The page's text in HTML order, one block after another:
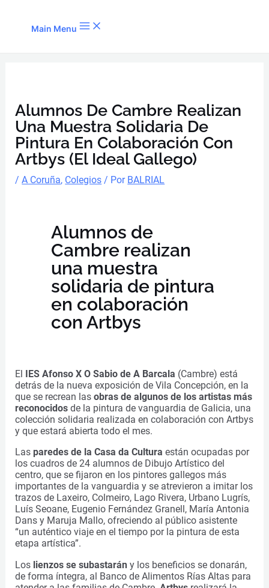
Main Menu
Alumnos De Cambre Realizan
Una Muestra Solidaria De
Pintura En Colaboración Con
Artbys (El Ideal Gallego)
/A Coruña, Colegios / Por BALRIAL
Alumnos de
Cambre realizan
una muestra
solidaria de pintura
en colaboración
con Artbys
El IES Afonso X O Sabio de A Barcala (Cambre) está
detrás de la nueva exposición de Vila Concepción, en la
que se recrean las obras de algunos de los artistas más
reconocidosde la pintura de vanguardia de Galicia, una
colección solidaria realizada en colaboración con Artbys
y que estará abierta todo el mes.
Las paredes de la Casa da Cultura están ocupadas por
los cuadros de 24 alumnos de Dibujo Artístico del
centro, que se fijaron en los pintores gallegos más
importantes de la vanguardia y se atrevieron a imitar los
trazos de Laxeiro, Colmeiro, Lago Rivera, Urbano Lugrís,
Luís Seoane, Eugenio Fernández Granell, María Antonia
Dans y Maruja Mallo, ofreciendo al público asistente
“un auténtico viaje en el tiempo por la pintura de esta
etapa artística”.
Los lienzos se subastarány los beneficios se donarán,
de forma íntegra, al Banco de Alimentos Rías Altas para